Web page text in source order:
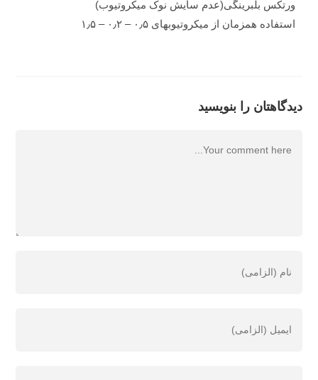
ورتکس بلبرینگی(عدم سایش نوک میکروتیوب)
استفاده همزمان از میکروتیوبهای ۰٫۵ – ۰٫۲ – ۱٫۵
دیدگاهتان را بنویسید